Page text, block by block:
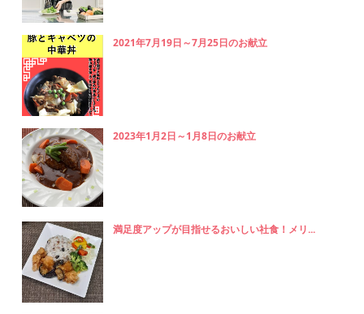
2021年7月19日～7月25日のお献立
2023年1月2日～1月8日のお献立
満足度アップが目指せるおいしい社食！メリ...